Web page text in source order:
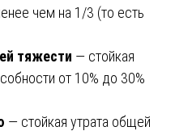
чем на 1/3 (то есть
тяжести — стойкая
от 10% до 30%
— стойкая утрата общей